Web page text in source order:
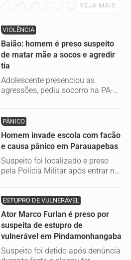
VEJA MAIS
VIOLÊNCIA
Baião: homem é preso suspeito
de matar mãe a socos e agredir
tia
Adolescente presenciou as
agressões, pediu socorro na PA-
levar a...
PÂNICO
Homem invade escola com facão
e causa pânico em Parauapebas
Suspeito foi localizado e preso
pela Polícia Militar após entrar na
ESTUPRO DE VULNERÁVEL
Ator Marco Furlan é preso por
suspeita de estupro de
vulnerável em Pindamonhangaba
Suspeito foi detido após denúncia